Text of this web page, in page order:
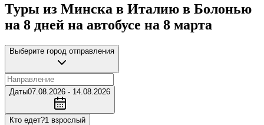
Туры из Минска в Италию в Болонью
на 8 дней на автобусе на 8 марта
Выберите город отправления
Даты07.08.2026 - 14.08.2026
Кто едет?1 взрослый